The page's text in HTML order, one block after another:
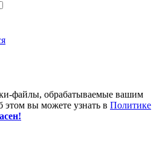
файлы, обрабатываемые вашим
этом вы можете узнать в Политике